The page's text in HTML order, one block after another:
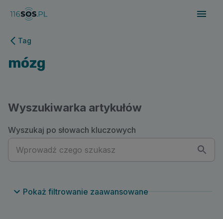
Tag
mózg
Wyszukiwarka artykułów
Wyszukaj po słowach kluczowych
Pokaż filtrowanie zaawansowane
116sos.pl | mózg